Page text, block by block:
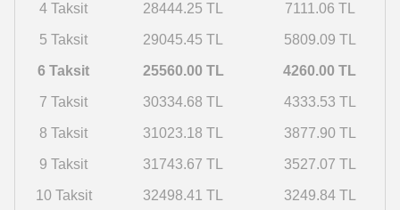
4 Taksit 28444.25 TL 7111.06 TL
5 Taksit 29045.45 TL 5809.09 TL
6 Taksit 25560.00 TL 4260.00 TL
7 Taksit 30334.68 TL 4333.53 TL
8 Taksit 31023.18 TL 3877.90 TL
9 Taksit 31743.67 TL 3527.07 TL
10 Taksit 32498.41 TL 3249.84 TL